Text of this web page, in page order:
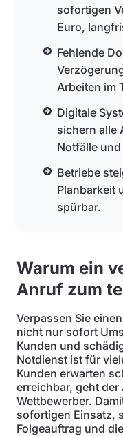
sofortigen
Euro,
Fehlende
Arbeiten im
Digitale
sichern alle
Notfälle
Betriebe
Planbarkeit
spürbar.
Warum ein
Anruf zum
Verpassen Sie
nicht nur sofort
Kunden und
Notdienst ist für
Kunden erwarten
erreichbar, geht
Wettbewerber.
sofortigen Einsatz,
Folgeauftrag und